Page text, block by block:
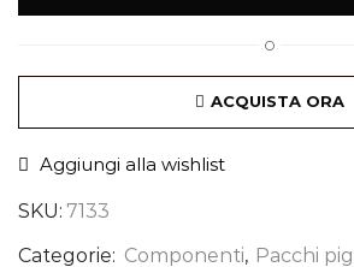
O
ACQUISTA ORA
Aggiungi alla wishlist
SKU: 7133
Categorie: Componenti, Pacchi